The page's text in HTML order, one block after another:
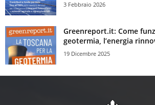
3 Febbraio 2026
Greenreport.it: Come
geotermia, l’energia
19 Dicembre 2025